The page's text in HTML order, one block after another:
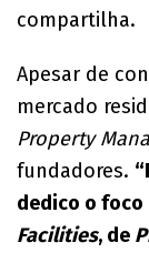
compartilha.
Apesar de
mercado
Property
fundadores.
dedico o foco
Facilities, de